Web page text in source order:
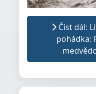
Číst dál:
pohádka: